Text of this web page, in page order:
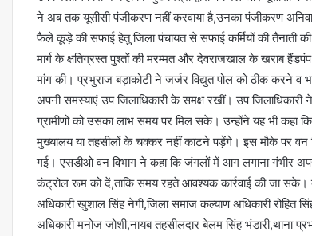
ने अब तक यूसीसी पंजीकरण नहीं करवाया है,उनका पंजीकरण
फैले कूड़े की सफाई हेतु जिला पंचायत से सफाई कर्मियों की तैनाती
मार्ग के क्षतिग्रस्त पुश्तों की मरम्मत और देवराजखाल के खराब
मांग की। प्रभुराज बड़ाकोटी ने जर्जर विद्युत पोल को ठीक करने
अपनी समस्याएं उप जिलाधिकारी के समक्ष रखीं। उप
ग्रामीणों को उसका लाभ समय पर मिल सके। उन्होंने यह भी कहा
मुख्यालय या तहसीलों के चक्कर नहीं काटने पड़ेंगे। इस मौके पर वन
गई। एसडीओ वन विभाग ने कहा कि जंगलों में आग लगाना गंभीर
कंट्रोल रूम को दें,ताकि समय रहते आवश्यक कार्रवाई की जा सके।
अधिकारी खुशाल सिंह नेगी,जिला समाज कल्याण अधिकारी रोहित
अधिकारी मनोज जोशी,नायब तहसीलदार बेलम सिंह भंडारी,थाना